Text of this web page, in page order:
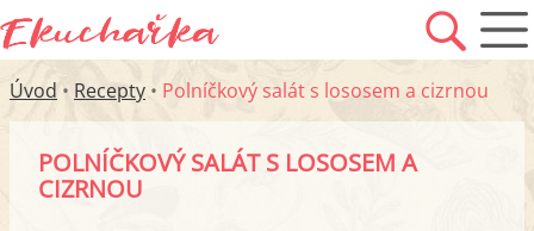
Úvod • Recepty • Polníčkový salát s lososem a cizrnou
POLNÍČKOVÝ SALÁT S LOSOSEM A
CIZRNOU